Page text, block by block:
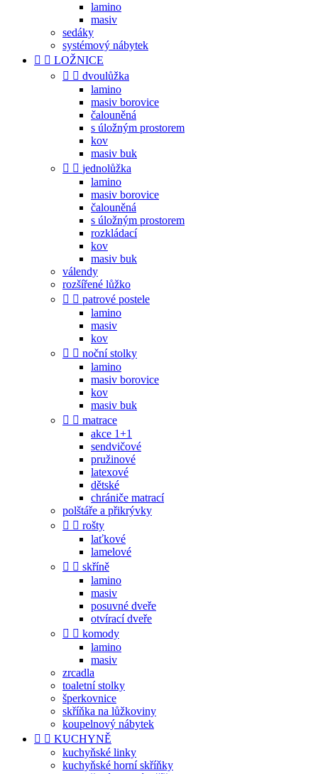
lamino
masiv
sedáky
systémový nábytek
  LOŽNICE
  dvoulůžka
lamino
masiv borovice
čalouněná
s úložným prostorem
kov
masiv buk
  jednolůžka
lamino
masiv borovice
čalouněná
s úložným prostorem
rozkládací
kov
masiv buk
válendy
rozšířené lůžko
  patrové postele
lamino
masiv
kov
  noční stolky
lamino
masiv borovice
kov
masiv buk
  matrace
akce 1+1
sendvičové
pružinové
latexové
dětské
chrániče matrací
polštáře a přikrývky
  rošty
laťkové
lamelové
  skříně
lamino
masiv
posuvné dveře
otvírací dveře
  komody
lamino
masiv
zrcadla
toaletní stolky
šperkovnice
skříňka na lůžkoviny
koupelnový nábytek
  KUCHYNĚ
kuchyňské linky
kuchyňské horní skříňky